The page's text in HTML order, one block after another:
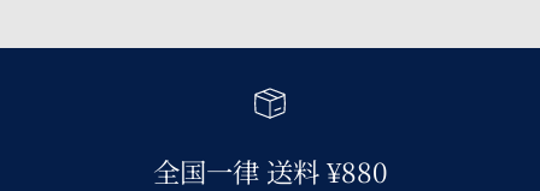
全国一律 送料 ¥880